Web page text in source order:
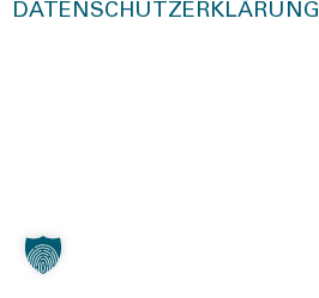
DATENSCHUTZERKLÄRUNG